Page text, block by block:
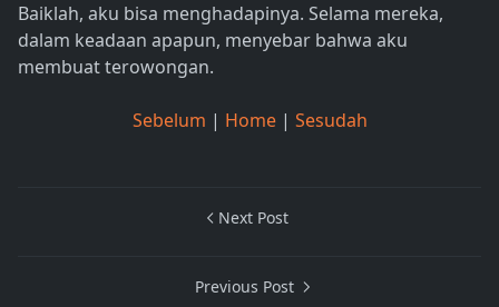
Baiklah, aku bisa menghadapinya. Selama mereka,
dalam keadaan apapun, menyebar bahwa aku
membuat terowongan.
Sebelum | Home | Sesudah
Next Post
Previous Post